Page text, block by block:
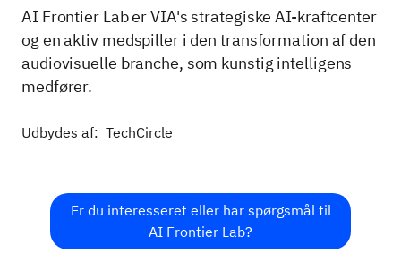
AI Frontier Lab er VIA's strategiske AI-kraftcenter
og en aktiv medspiller i den transformation af den
audiovisuelle branche, som kunstig intelligens
medfører.
Udbydes af: TechCircle
Er du interesseret eller har spørgsmål til
AI Frontier Lab?